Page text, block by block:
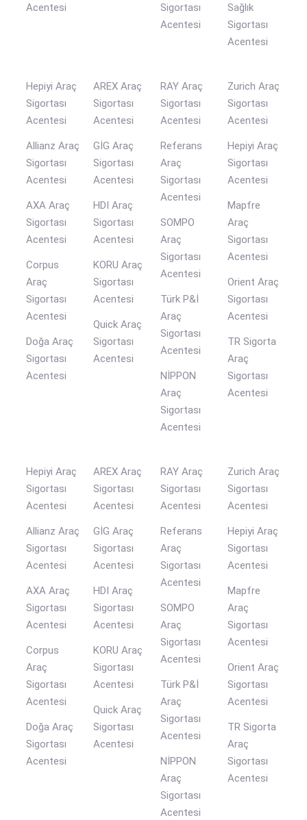
Acentesi
Sigortası
Acentesi
Sağlık
Sigortası
Acentesi
Hepiyi Araç
Sigortası
Acentesi
Allianz Araç
Sigortası
Acentesi
AXA Araç
Sigortası
Acentesi
Corpus
Araç
Sigortası
Acentesi
Doğa Araç
Sigortası
Acentesi
AREX Araç
Sigortası
Acentesi
GİG Araç
Sigortası
Acentesi
HDI Araç
Sigortası
Acentesi
KORU Araç
Sigortası
Acentesi
Quick Araç
Sigortası
Acentesi
RAY Araç
Sigortası
Acentesi
Referans
Araç
Sigortası
Acentesi
SOMPO
Araç
Sigortası
Acentesi
Türk P&İ
Araç
Sigortası
Acentesi
NİPPON
Araç
Sigortası
Acentesi
Zurich Araç
Sigortası
Acentesi
Hepiyi Araç
Sigortası
Acentesi
Mapfre
Araç
Sigortası
Acentesi
Orient Araç
Sigortası
Acentesi
TR Sigorta
Araç
Sigortası
Acentesi
Hepiyi Araç
Sigortası
Acentesi
Allianz Araç
Sigortası
Acentesi
AXA Araç
Sigortası
Acentesi
Corpus
Araç
Sigortası
Acentesi
Doğa Araç
Sigortası
Acentesi
AREX Araç
Sigortası
Acentesi
GİG Araç
Sigortası
Acentesi
HDI Araç
Sigortası
Acentesi
KORU Araç
Sigortası
Acentesi
Quick Araç
Sigortası
Acentesi
RAY Araç
Sigortası
Acentesi
Referans
Araç
Sigortası
Acentesi
SOMPO
Araç
Sigortası
Acentesi
Türk P&İ
Araç
Sigortası
Acentesi
NİPPON
Araç
Sigortası
Acentesi
Zurich Araç
Sigortası
Acentesi
Hepiyi Araç
Sigortası
Acentesi
Mapfre
Araç
Sigortası
Acentesi
Orient Araç
Sigortası
Acentesi
TR Sigorta
Araç
Sigortası
Acentesi